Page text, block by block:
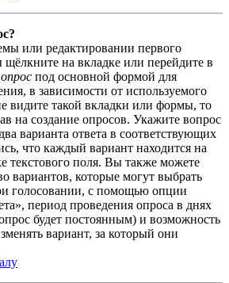
или редактировании первого
на вкладке или перейдите в
под основной формой для
в зависимости от используемого
видите такой вкладки или формы, то
на создание опросов. Укажите вопрос
варианта ответа в соответствующих
что каждый вариант находится на
текстового поля. Вы также можете
вариантов, которые могут выбрать
голосовании, с помощью опции
период проведения опроса в днях
будет постоянным) и возможность
вариант, за который они